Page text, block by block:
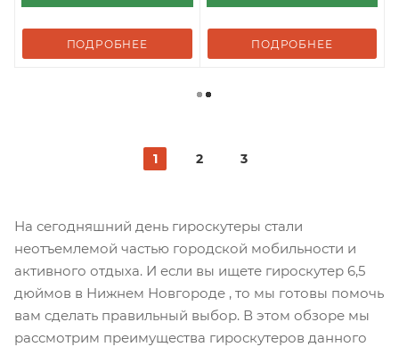
ПОДРОБНЕЕ ПОДРОБНЕЕ
1 2 3
На сегодняшний день гироскутеры стали
неотъемлемой частью городской мобильности и
активного отдыха. И если вы ищете гироскутер 6,5
дюймов в Нижнем Новгороде , то мы готовы помочь
вам сделать правильный выбор. В этом обзоре мы
рассмотрим преимущества гироскутеров данного